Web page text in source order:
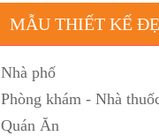
MẪU THIẾT KẾ
Nhà phố
Phòng khám - Nhà
Quán Ăn